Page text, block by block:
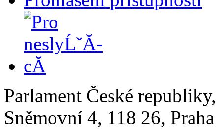
Parlament České
Sněmovní 4, 118 26,